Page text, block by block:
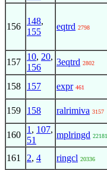
156
148,
155
eqtrd 2798
157
10, 20,
156
3eqtrd 2802
158 157 expr 461
159 158 ralrimiva 3157
160
1 , 107,
51
mplringd 22181
161 2, 4 ringcl 20336